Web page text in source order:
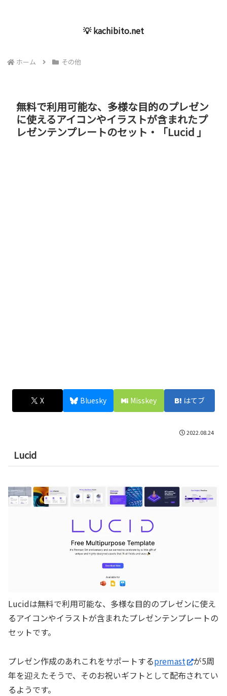
💡 kachibito.net
ホーム その他
無料で利用可能な、多様な目的のプレゼン
に使えるアイコンやイラストが含まれたプ
レゼンテンプレートのセット・「Lucid 」
X Bluesky Misskey はてブ
2022.08.24
Lucid
Lucidは無料で利用可能な、多様な目的のプレゼンに使え
るアイコンやイラストが含まれたプレゼンテンプレートの
セットです。
プレゼン作成のあれこれをサポートするpremast
が5周
年を迎えたそうで、そのお祝いギフトとして配布されてい
るようです。